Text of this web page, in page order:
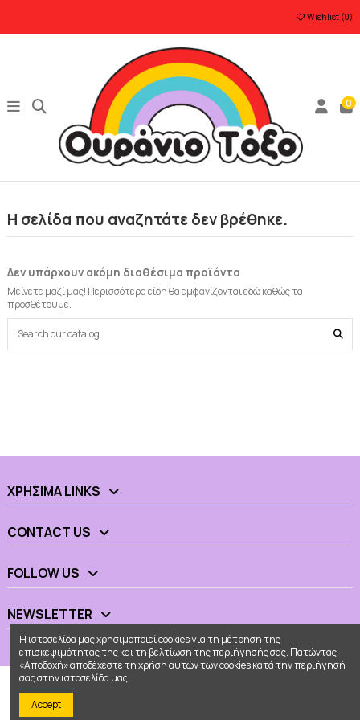
Wishlist (0)
0
Η σελίδα που αναζητάτε δεν βρέθηκε.
Δεν υπάρχουν ακόμη διαθέσιμα προϊόντα
Μείνετε μαζί μας! Περισσότερα είδη θα εμφανίζονται εδώ καθώς τα
προσθέτουμε.
ΧΡΉΣΙΜΑ LINKS
CONTACT US
FOLLOW US
NEWSLETTER
Η ιστοσελίδα μας χρησιμοποιεί cookies για τη μέτρηση της
επισκεψιμότητάς της και τη βελτίωση της περιήγησής σας. Πατώντας
«Αποδοχή» αποδέχεστε τη χρήση αυτών των cookies κατά την περιήγησή
σας στην ιστοσελίδα μας.
Accept